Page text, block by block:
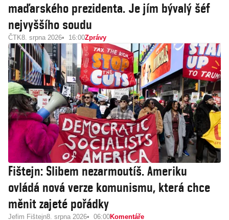
maďarského prezidenta. Je jím bývalý šéf
nejvyššího soudu
ČTK8. srpna 2026 16:00Zprávy
Fištejn: Slibem nezarmoutíš. Ameriku
ovládá nová verze komunismu, která chce
měnit zajeté pořádky
Jefim Fištejn8. srpna 2026 06:00Komentáře